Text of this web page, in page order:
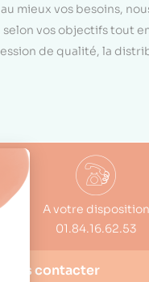
mieux vos besoins,
vos objectifs tout
de qualité, la
A votre disposition
01.84.16.62.53
Nous contacter